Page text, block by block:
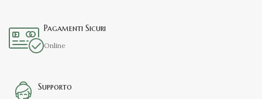
Pagamenti Sicuri
Online
Supporto